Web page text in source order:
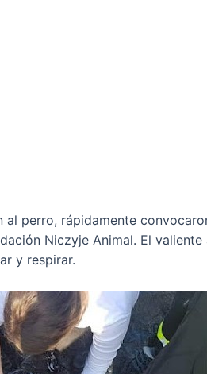
perro, rápidamente
Niczyje Animal. El
y respirar.